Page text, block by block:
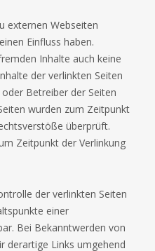
externen Webseiten
Einfluss haben.
Inhalte auch keine
der verlinkten Seiten
Betreiber der Seiten
wurden zum Zeitpunkt
überprüft.
Zeitpunkt der Verlinkung
der verlinkten Seiten
einer
Bei Bekanntwerden von
derartige Links umgehend